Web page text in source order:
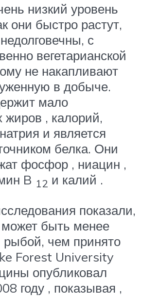
низкий уровень
они быстро растут,
с
вегетарианской
не накапливают
в добыче.
мало
, калорий,
и является
белка. Они
фосфор , ниацин ,
B 12 и калий .
показали,
быть менее
рыбой, чем принято
Forest University
опубликовал
году , показывая ,